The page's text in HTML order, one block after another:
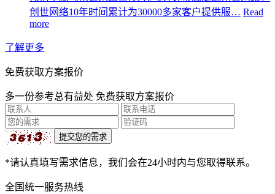
创世网络10年时间累计为30000多家客户提供服… Read
more
了解更多
免费获取方案报价
多一份参考总有益处 免费获取方案报价
*请认真填写需求信息，我们会在24小时内与您取得联系。
全国统一服务热线